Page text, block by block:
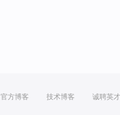
官方博客 技术博客 诚聘英才